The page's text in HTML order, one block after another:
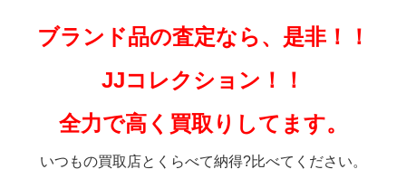
ブランド品の査定なら、是非！！
JJコレクション！！
全力で高く買取りしてます。
いつもの買取店とくらべて納得?比べてください。